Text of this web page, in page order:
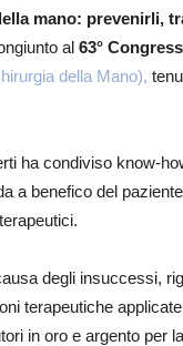
mano: prevenirli,
al 63°
della Mano),
ha condiviso know-
a benefico del
degli insuccessi,
terapeutiche
in oro e argento per